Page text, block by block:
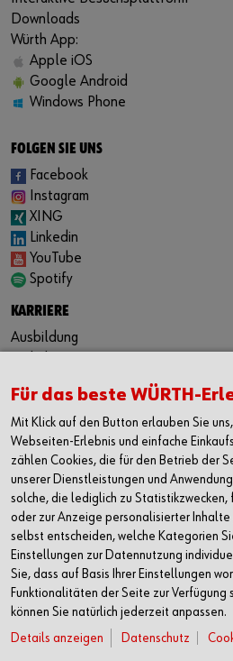
Downloads
Würth App:
Apple iOS
Google Android
Windows Phone
FOLGEN SIE UNS
Facebook
Instagram
XING
Linkedin
YouTube
Spotify
KARRIERE
Ausbildung
Festanstellung
Jobbörse
KONTAKT
Würth Industrie Service GmbH & Co.
Industriepark Würth, Drillberg
97980 Bad Mergentheim
Deutschland
T +49 7931 91-0
F +49 7931 91-4000
info@wuerth-industrie.com
Sie finden uns auch in einer unserer:
Für das beste WÜRTH-
Mit Klick auf den Button erlauben Sie
Webseiten-Erlebnis und einfache
zählen Cookies, die für den Betrieb der
unserer Dienstleistungen und
solche, die lediglich zu
oder zur Anzeige personalisierter
selbst entscheiden, welche Kategorien
Einstellungen zur Datennutzung
Sie, dass auf Basis Ihrer Einstellungen
Funktionalitäten der Seite zur Verfügung
können Sie natürlich jederzeit anpassen.
Details anzeigen
Datenschutz